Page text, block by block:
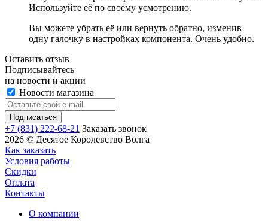
Используйте её по своему усмотрению.
Вы можете убрать её или вернуть обратно, изменив
одну галочку в настройках компонента. Очень удобно.
Оставить отзыв
Подписывайтесь
на новости и акции
Новости магазина
+7 (831) 222-68-21 Заказать звонок
2026 © Десятое Королевство Волга
Как заказать
Условия работы
Скидки
Оплата
Контакты
О компании